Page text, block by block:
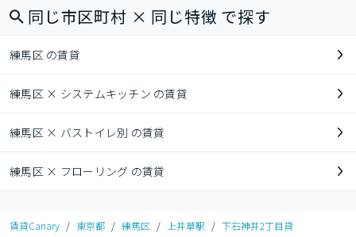
同じ市区町村 × 同じ特徴 で探す
練馬区 の賃貸
練馬区 × システムキッチン の賃貸
練馬区 × バストイレ別 の賃貸
練馬区 × フローリング の賃貸
賃貸Canary / 東京都 / 練馬区 / 上井草駅 / 下石神井2丁目貸